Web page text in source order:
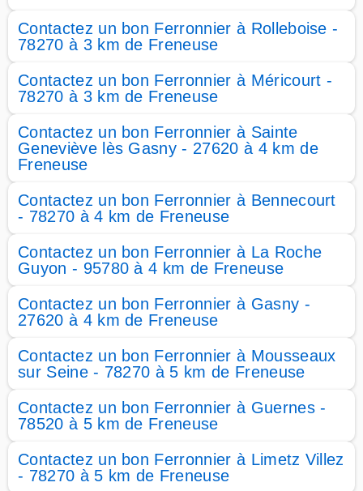
Contactez un bon Ferronnier à Rolleboise -
78270 à 3 km de Freneuse
Contactez un bon Ferronnier à Méricourt -
78270 à 3 km de Freneuse
Contactez un bon Ferronnier à Sainte
Geneviève lès Gasny - 27620 à 4 km de
Freneuse
Contactez un bon Ferronnier à Bennecourt
- 78270 à 4 km de Freneuse
Contactez un bon Ferronnier à La Roche
Guyon - 95780 à 4 km de Freneuse
Contactez un bon Ferronnier à Gasny -
27620 à 4 km de Freneuse
Contactez un bon Ferronnier à Mousseaux
sur Seine - 78270 à 5 km de Freneuse
Contactez un bon Ferronnier à Guernes -
78520 à 5 km de Freneuse
Contactez un bon Ferronnier à Limetz Villez
- 78270 à 5 km de Freneuse